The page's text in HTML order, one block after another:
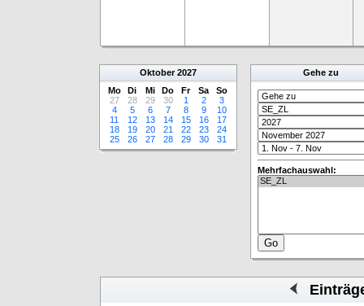
Oktober 2027
Mo
Di Mi Do Fr Sa
So
27
28 29 30 1 2
3
4
5 6 7 8 9
10
11
12 13 14 15 16
17
18
19 20 21 22 23
24
25
26 27 28 29 30 31
Gehe zu
Mehrfachauswahl: